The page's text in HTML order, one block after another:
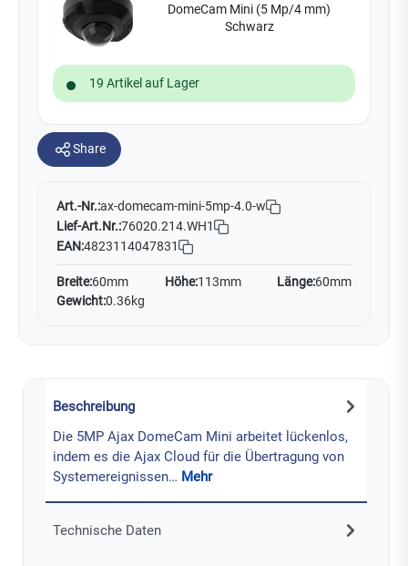
DomeCam Mini (5 Mp/4 mm)
Schwarz
19 Artikel auf Lager
Share
Art.-Nr.:ax-domecam-mini-5mp-4.0-w
Lief-Art.Nr.:76020.214.WH1
EAN:4823114047831
Breite:60mm Höhe:113mm Länge:60mm
Gewicht:0.36kg
Beschreibung
Die 5MP Ajax DomeCam Mini arbeitet lückenlos,
indem es die Ajax Cloud für die Übertragung von
Systemereignissen… Mehr
Technische Daten